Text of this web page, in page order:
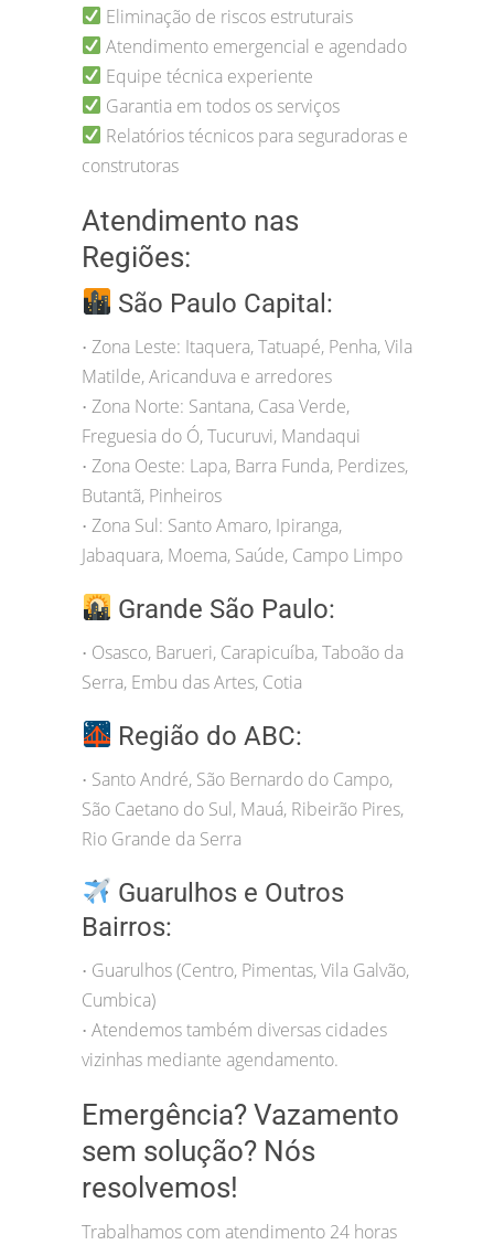
Eliminação de riscos estruturais
Atendimento emergencial e agendado
Equipe técnica experiente
Garantia em todos os serviços
Relatórios técnicos para seguradoras e
construtoras
Atendimento nas
Regiões:
São Paulo Capital:
• Zona Leste: Itaquera, Tatuapé, Penha, Vila
Matilde, Aricanduva e arredores
• Zona Norte: Santana, Casa Verde,
Freguesia do Ó, Tucuruvi, Mandaqui
• Zona Oeste: Lapa, Barra Funda, Perdizes,
Butantã, Pinheiros
• Zona Sul: Santo Amaro, Ipiranga,
Jabaquara, Moema, Saúde, Campo Limpo
Grande São Paulo:
• Osasco, Barueri, Carapicuíba, Taboão da
Serra, Embu das Artes, Cotia
Região do ABC:
• Santo André, São Bernardo do Campo,
São Caetano do Sul, Mauá, Ribeirão Pires,
Rio Grande da Serra
Guarulhos e Outros
Bairros:
• Guarulhos (Centro, Pimentas, Vila Galvão,
Cumbica)
• Atendemos também diversas cidades
vizinhas mediante agendamento.
Emergência? Vazamento
sem solução? Nós
resolvemos!
Trabalhamos com atendimento 24 horas